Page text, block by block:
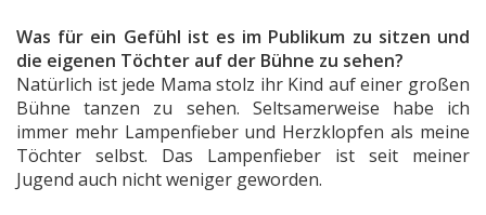
Was für ein Gefühl ist es im Publikum zu sitzen und
die eigenen Töchter auf der Bühne zu sehen?
Natürlich ist jede Mama stolz ihr Kind auf einer großen
Bühne tanzen zu sehen. Seltsamerweise habe ich
immer mehr Lampenfieber und Herzklopfen als meine
Töchter selbst. Das Lampenfieber ist seit meiner
Jugend auch nicht weniger geworden.